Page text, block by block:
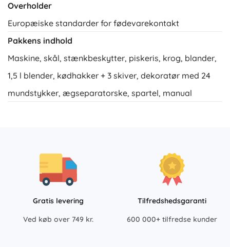
Overholder
Europæiske standarder for fødevarekontakt
Pakkens indhold
Maskine, skål, stænkbeskytter, piskeris, krog, blander,
1,5 l blender, kødhakker + 3 skiver, dekoratør med 24
mundstykker, ægseparatorske, spartel, manual
Gratis levering
Ved køb over 749 kr.
Tilfredshedsgaranti
600 000+ tilfredse kunder